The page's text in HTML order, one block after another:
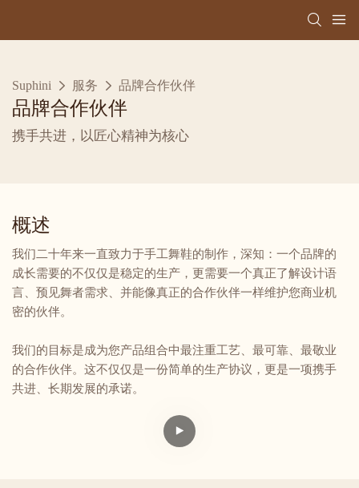
Suphini 服务 品牌合作伙伴
品牌合作伙伴
携手共进，以匠心精神为核心
概述
我们二十年来一直致力于手工舞鞋的制作，深知：一个品牌的
成长需要的不仅仅是稳定的生产，更需要一个真正了解设计语
言、预见舞者需求、并能像真正的合作伙伴一样维护您商业机
密的伙伴。
我们的目标是成为您产品组合中最注重工艺、最可靠、最敬业
的合作伙伴。这不仅仅是一份简单的生产协议，更是一项携手
共进、长期发展的承诺。